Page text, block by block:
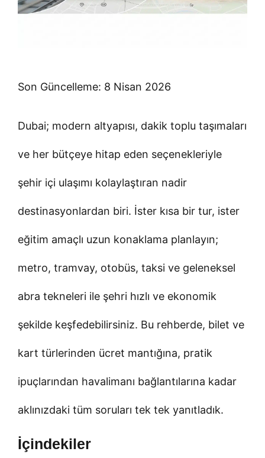
Son Güncelleme: 8 Nisan 2026
Dubai; modern altyapısı, dakik toplu taşımaları
ve her bütçeye hitap eden seçenekleriyle
şehir içi ulaşımı kolaylaştıran nadir
destinasyonlardan biri. İster kısa bir tur, ister
eğitim amaçlı uzun konaklama planlayın;
metro, tramvay, otobüs, taksi ve geleneksel
abra tekneleri ile şehri hızlı ve ekonomik
şekilde keşfedebilirsiniz. Bu rehberde, bilet ve
kart türlerinden ücret mantığına, pratik
ipuçlarından havalimanı bağlantılarına kadar
aklınızdaki tüm soruları tek tek yanıtladık.
İçindekiler